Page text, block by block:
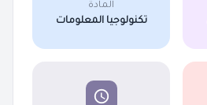
المادة
تكنولوجيا المعلومات